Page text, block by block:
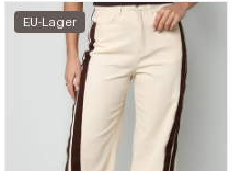
EU-Lager